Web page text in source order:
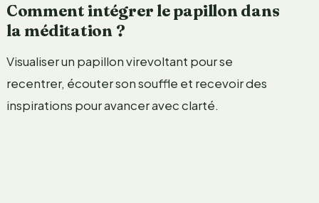
Comment intégrer le papillon dans
la méditation ?
Visualiser un papillon virevoltant pour se
recentrer, écouter son souffle et recevoir des
inspirations pour avancer avec clarté.